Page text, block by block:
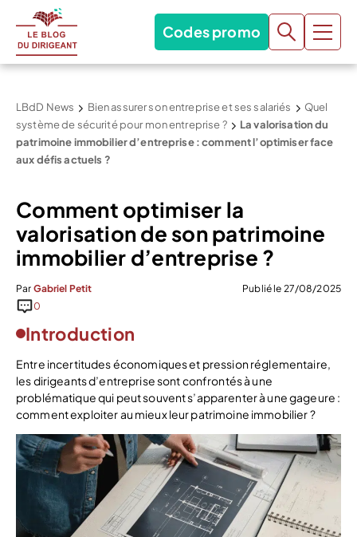
Codes promo
LBdD News Bien assurer son entreprise et ses salariés
Quel
système de sécurité pour mon entreprise ?
La valorisation du
patrimoine immobilier d’entreprise : comment l’optimiser face
aux défis actuels ?
Comment optimiser la
valorisation de son patrimoine
immobilier d’entreprise ?
Par Gabriel Petit
Publié le 27/08/2025
0
Introduction
Entre incertitudes économiques et pression réglementaire,
les dirigeants d’entreprise sont confrontés à une
problématique qui peut souvent s’apparenter à une gageure :
comment exploiter au mieux leur patrimoine immobilier ?